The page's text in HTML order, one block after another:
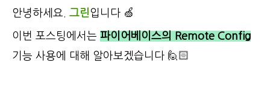
안녕하세요. 그린입니다 🍏
이번 포스팅에서는 파이어베이스의 Remote Config
기능 사용에 대해 알아보겠습니다 🙋🏻